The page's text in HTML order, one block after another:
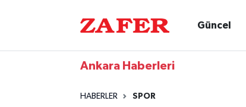
Güncel
Ankara Haberleri
HABERLER SPOR